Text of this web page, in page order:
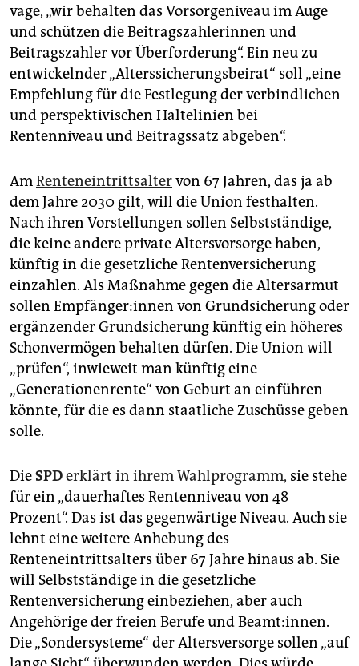
vage, „wir behalten das Vorsorgeniveau im Auge
und schützen die Beitragszahlerinnen und
Beitragszahler vor Überforderung“. Ein neu zu
entwickelnder „Alterssicherungsbeirat“ soll „eine
Empfehlung für die Festlegung der verbindlichen
und perspektivischen Halte­linien bei
Rentenniveau und Beitragssatz abgeben“.
AmRenteneintrittsaltervon 67 Jahren, das ja ab
dem Jahre 2030 gilt, will die Union festhalten.
Nach ihren Vorstellungen sollen Selbstständige,
die keine andere private Altersvorsorge haben,
künftig in die gesetzliche Rentenversicherung
einzahlen. Als Maßnahme gegen die Alters­armut
sollen Emp­fän­ge­r:in­nen von Grundsicherung oder
ergänzender Grundsicherung künftig ein höheres
Schonvermögen behalten dürfen. Die Union will
„prüfen“, inwieweit man künftig eine
„Generationenrente“ von Geburt an einführen
könnte, für die es dann staatliche Zuschüsse geben
solle.
DieSPDerklärt in ihrem Wahlprogramm, sie stehe
für ein „dauerhaftes Rentenniveau von 48
Prozent“. Das ist das gegenwärtige Niveau. Auch sie
lehnt eine weitere Anhebung des
Renteneintrittsalters über 67 Jahre hinaus ab. Sie
will Selbstständige in die gesetzliche
Rentenversicherung einbeziehen, aber auch
Angehörige der freien Berufe und Beamt:innen.
Die „Sondersysteme“ der Altersversorge sollen „auf